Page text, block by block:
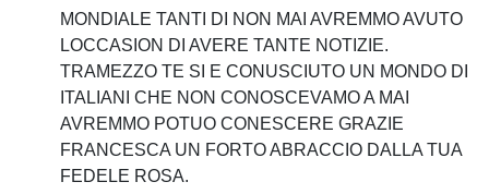
MONDIALE TANTI DI NON MAI AVREMMO AVUTO
LOCCASION DI AVERE TANTE NOTIZIE.
TRAMEZZO TE SI E CONUSCIUTO UN MONDO DI
ITALIANI CHE NON CONOSCEVAMO A MAI
AVREMMO POTUO CONESCERE GRAZIE
FRANCESCA UN FORTO ABRACCIO DALLA TUA
FEDELE ROSA.